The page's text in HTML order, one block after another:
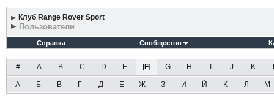
Клуб Range Rover Sport
Пользователи
Справка Сообщество
# A B C D E [F] G H J K
А Б В Г Д Е Ж З И Й К Л М